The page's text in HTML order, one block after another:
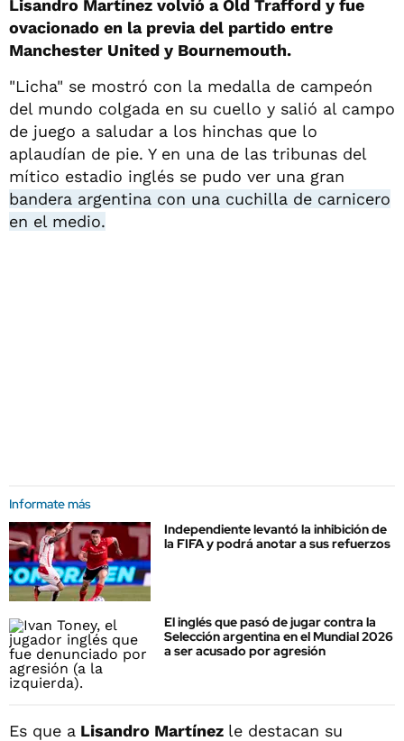
Lisandro Martínez volvió a Old Trafford y fue
ovacionado en la previa del partido entre
Manchester United y Bournemouth.
"Licha" se mostró con la medalla de campeón
del mundo colgada en su cuello y salió al campo
de juego a saludar a los hinchas que lo
aplaudían de pie. Y en una de las tribunas del
mítico estadio inglés se pudo ver una gran
bandera argentina con una cuchilla de carnicero
en el medio.
Informate más
Independiente levantó la inhibición de
la FIFA y podrá anotar a sus refuerzos
El inglés que pasó de jugar contra la
Selección argentina en el Mundial 2026
a ser acusado por agresión
Es que a Lisandro Martínez le destacan su